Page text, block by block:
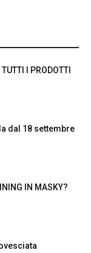
I PRODOTTI
dal 18 settembre
IN MASKY?